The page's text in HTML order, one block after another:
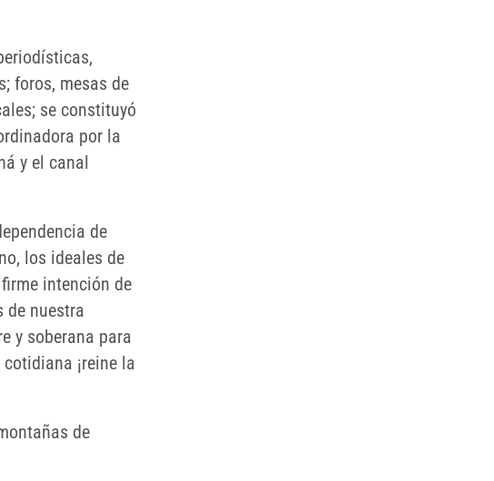
foros, mesas de
se constituyó
por la
y el canal
de
los ideales de
intención de
de nuestra
y soberana para
¡reine la
de